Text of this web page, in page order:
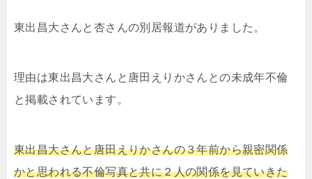
東出昌大さんと杏さんの別居報道がありました。
理由は東出昌大さんと唐田えりかさんとの未成年不倫
と掲載されています。
東出昌大さんと唐田えりかさんの３年前から親密関係
かと思われる不倫写真と共に２人の関係を見ていきた